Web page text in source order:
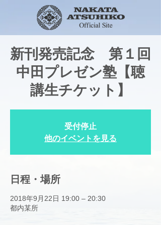
新刊発売記念 第１回
中田プレゼン塾【聴
講生チケット】
受付停止
他のイベントを見る
日程・場所
2018年9月22日 19:00 – 20:30
都内某所